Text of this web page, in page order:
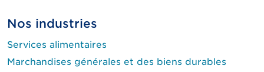
Nos industries
Services alimentaires
Marchandises générales et des biens durables